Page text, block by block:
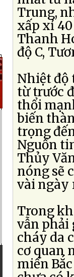
Trung,
xấp xỉ
Thanh
độ C,
Nhiệt độ
từ trước
thổi
biến
trọng
Nguồn
Thủy
nóng sẽ
vài ngày
Trong
vẫn phải
cháy da
cơ quan
miền